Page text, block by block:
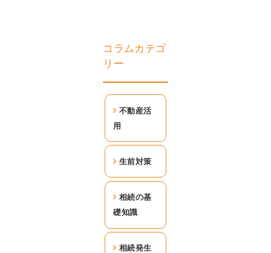
コラムカテゴ
リー
不動産活
用
生前対策
相続の基
礎知識
相続発生